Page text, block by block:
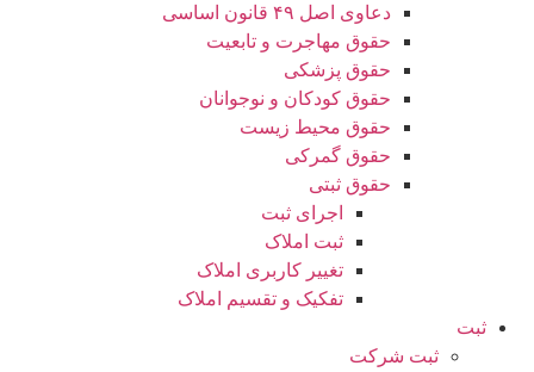
دعاوی اصل ۴۹ قانون اساسی
حقوق مهاجرت و تابعیت
حقوق پزشکی
حقوق کودکان و نوجوانان
حقوق محیط زیست
حقوق گمرکی
حقوق ثبتی
اجرای ثبت
ثبت املاک
تغییر کاربری املاک
تفکیک و تقسیم املاک
ثبت
ثبت شرکت